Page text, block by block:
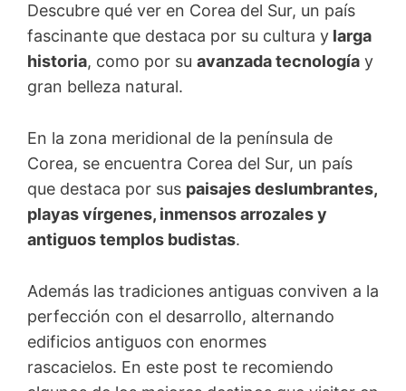
Descubre qué ver en Corea del Sur, un país
fascinante que destaca por su cultura y larga
historia, como por su avanzada tecnología y
gran belleza natural.
En la zona meridional de la península de
Corea, se encuentra Corea del Sur, un país
que destaca por sus paisajes deslumbrantes,
playas vírgenes, inmensos arrozales y
antiguos templos budistas.
Además las tradiciones antiguas conviven a la
perfección con el desarrollo, alternando
edificios antiguos con enormes
rascacielos. En este post te recomiendo